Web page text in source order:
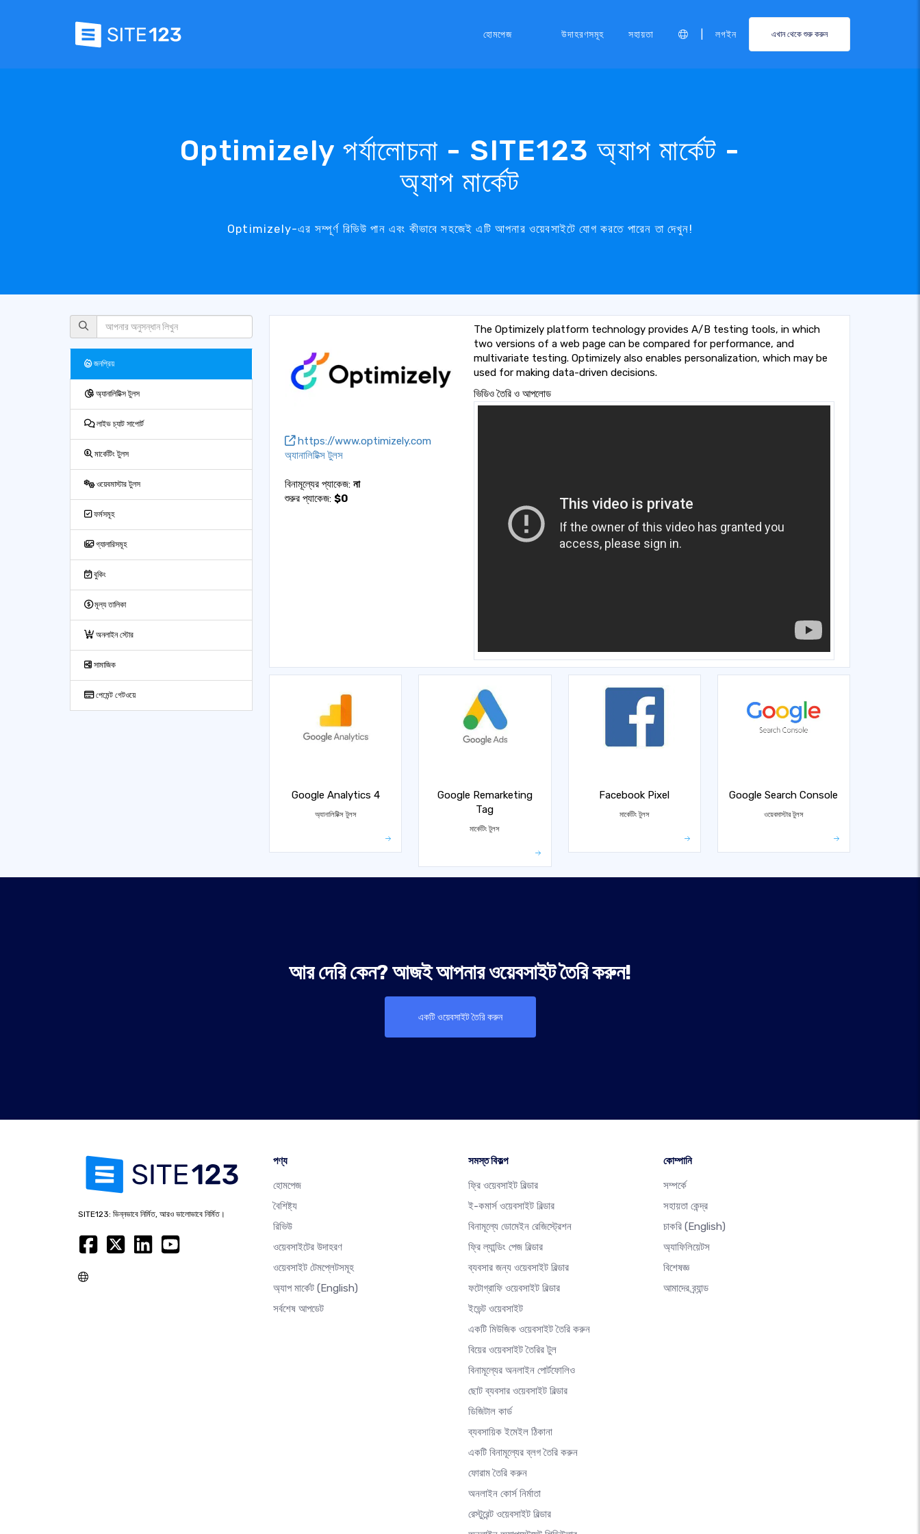
হোমপেজ উদাহরণসমূহ সহায়তা লগইন এখান থেকে শুরু করুন
Optimizely পর্যালোচনা - SITE123 অ্যাপ মার্কেট -
অ্যাপ মার্কেট
Optimizely-এর সম্পূর্ণ রিভিউ পান এবং কীভাবে সহজেই এটি আপনার ওয়েবসাইটে যোগ করতে পারেন তা দেখুন!
জনপ্রিয়
অ্যানালিটিক্স টুলস
লাইভ চ্যাট সাপোর্ট
মার্কেটিং টুলস
ওয়েবমাস্টার টুলস
ফর্মসমূহ
গ্যালারিসমূহ
বুকিং
মূল্য তালিকা
অনলাইন স্টোর
সামাজিক
পেমেন্ট গেটওয়ে
https://www.optimizely.com
অ্যানালিটিক্স টুলস
বিনামূল্যের প্যাকেজ: না
শুরুর প্যাকেজ: $0
The Optimizely platform technology provides A/B testing tools, in which
two versions of a web page can be compared for performance, and
multivariate testing. Optimizely also enables personalization, which may be
used for making data-driven decisions.
ভিডিও তৈরি ও আপলোড
Google Analytics 4
অ্যানালিটিক্স টুলস
Google Remarketing
Tag
মার্কেটিং টুলস
Facebook Pixel
মার্কেটিং টুলস
Google Search Console
ওয়েবমাস্টার টুলস
আর দেরি কেন? আজই আপনার ওয়েবসাইট তৈরি করুন!
একটি ওয়েবসাইট তৈরি করুন
SITE123: ভিন্নভাবে নির্মিত, আরও ভালোভাবে নির্মিত।
পণ্য
হোমপেজ
বৈশিষ্ট্য
রিভিউ
ওয়েবসাইটের উদাহরণ
ওয়েবসাইট টেমপ্লেটসমূহ
অ্যাপ মার্কেট (English)
সর্বশেষ আপডেট
সমস্ত বিকল্প
ফ্রি ওয়েবসাইট বিল্ডার
ই-কমার্স ওয়েবসাইট বিল্ডার
বিনামূল্যে ডোমেইন রেজিস্ট্রেশন
ফ্রি ল্যান্ডিং পেজ বিল্ডার
ব্যবসার জন্য ওয়েবসাইট বিল্ডার
ফটোগ্রাফি ওয়েবসাইট বিল্ডার
ইভেন্ট ওয়েবসাইট
একটি মিউজিক ওয়েবসাইট তৈরি করুন
বিয়ের ওয়েবসাইট তৈরির টুল
বিনামূল্যের অনলাইন পোর্টফোলিও
ছোট ব্যবসার ওয়েবসাইট বিল্ডার
ডিজিটাল কার্ড
ব্যবসায়িক ইমেইল ঠিকানা
একটি বিনামূল্যের ব্লগ তৈরি করুন
ফোরাম তৈরি করুন
অনলাইন কোর্স নির্মাতা
রেস্টুরেন্ট ওয়েবসাইট বিল্ডার
কোম্পানি
সম্পর্কে
সহায়তা কেন্দ্র
চাকরি (English)
অ্যাফিলিয়েটস
বিশেষজ্ঞ
আমাদের ব্র্যান্ড